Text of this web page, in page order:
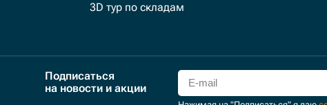
3D тур по складам
Подписаться
на новости и акции